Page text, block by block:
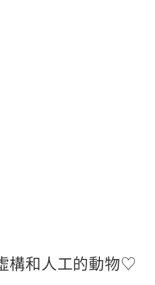
構和人工的動物♡